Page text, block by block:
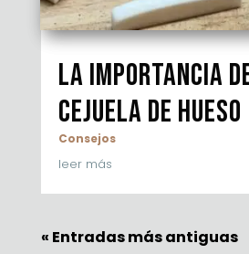
La importancia
cejuela de hueso
Consejos
leer más
« Entradas más antiguas